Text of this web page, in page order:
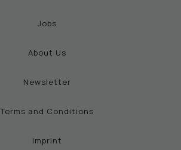
Jobs
About Us
Newsletter
Terms and Conditions
Imprint